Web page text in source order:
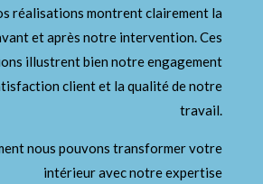
réalisations montrent clairement la
et après notre intervention. Ces
illustrent bien notre engagement
client et la qualité de notre
travail.
nous pouvons transformer votre
intérieur avec notre expertise